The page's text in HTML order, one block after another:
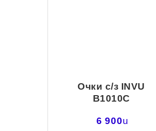
Очки с/з INVU
B1010C
6 900u